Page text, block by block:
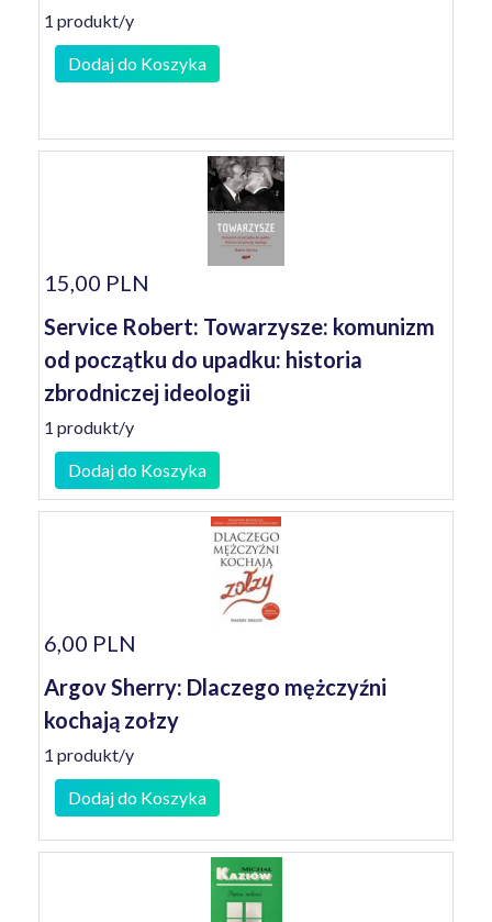
1 produkt/y
Dodaj do Koszyka
15,00 PLN
Service Robert: Towarzysze: komunizm
od początku do upadku: historia
zbrodniczej ideologii
1 produkt/y
Dodaj do Koszyka
6,00 PLN
Argov Sherry: Dlaczego mężczyźni
kochają zołzy
1 produkt/y
Dodaj do Koszyka